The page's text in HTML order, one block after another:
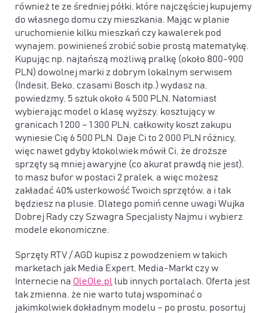
również te ze średniej półki, które najczęściej kupujemy
do własnego domu czy mieszkania. Mając w planie
uruchomienie kilku mieszkań czy kawalerek pod
wynajem, powinieneś zrobić sobie prostą matematykę.
Kupując np. najtańszą możliwą pralkę (około 800-900
PLN) dowolnej marki z dobrym lokalnym serwisem
(Indesit, Beko, czasami Bosch itp.) wydasz na,
powiedzmy, 5 sztuk około 4 500 PLN. Natomiast
wybierając model o klasę wyższy, kosztujący w
granicach 1 200 – 1 300 PLN, całkowity koszt zakupu
wyniesie Cię 6 500 PLN. Daje Ci to 2 000 PLN różnicy,
więc nawet gdyby ktokolwiek mówił Ci, że droższe
sprzęty są mniej awaryjne (co akurat prawdą nie jest),
to masz bufor w postaci 2 pralek, a więc możesz
zakładać 40% usterkowość Twoich sprzętów, a i tak
będziesz na plusie. Dlatego pomiń cenne uwagi Wujka
Dobrej Rady czy Szwagra Specjalisty Najmu i wybierz
modele ekonomiczne.
Sprzęty RTV / AGD kupisz z powodzeniem w takich
marketach jak Media Expert, Media-Markt czy w
Internecie na OleOle.pl lub innych portalach. Oferta jest
tak zmienna, że nie warto tutaj wspominać o
jakimkolwiek dokładnym modelu – po prostu, posortuj